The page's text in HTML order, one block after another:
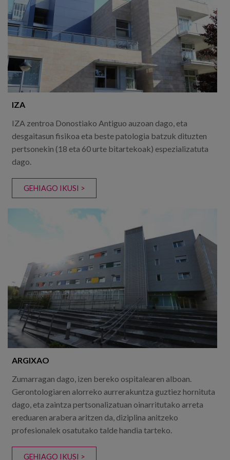
Egizu lan gurekin
Salaketa-kanala
es
eu
IZA
IZA zentroa Donostiako Antiguo auzoan dago, eta
desgaitasun fisikoa eta beste patologia batzuk dituzten
pertsonekin (18 eta 60 urte bitartekoak) espezializatuta
dago.
GEHIAGO IKUSI >
ARGIXAO
Zumarragan dago, izen bereko ospitalearen alboan.
Gerontologiaren alorreko aurrerakuntza guztiez hornituta
dago, eta zaintza pertsonalizatuan oinarritutako arreta
ereduaren arabera aritzen da, diziplina anitzeko
profesionalek osatutako talde handia tarteko.
GEHIAGO IKUSI >